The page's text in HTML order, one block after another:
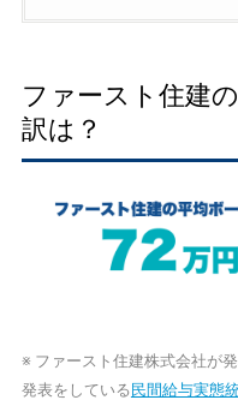
ファースト住建
訳は？
※ ファースト住建株式会社が
発表をしている 民間給与実態